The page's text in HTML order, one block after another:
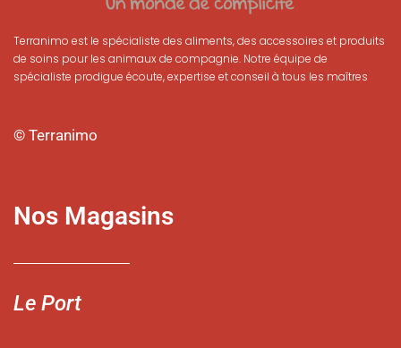
Terranimo est le spécialiste des aliments, des accessoires et produits
de soins pour les animaux de compagnie. Notre équipe de
spécialiste prodigue écoute, expertise et conseil à tous les maîtres
© Terranimo
Nos Magasins
Le Port